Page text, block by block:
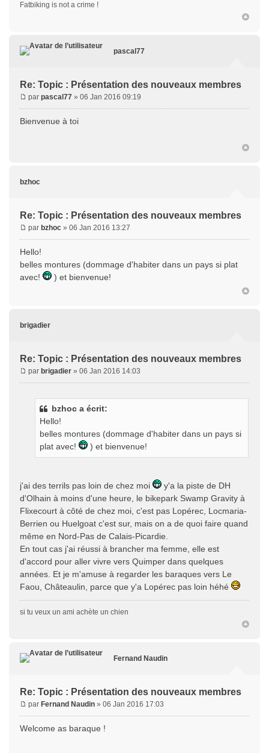
Fatbiking is not a crime !
pascal77
Re: Topic : Présentation des nouveaux membres
par pascal77 » 06 Jan 2016 09:19
Bienvenue à toi
bzhoc
Re: Topic : Présentation des nouveaux membres
par bzhoc » 06 Jan 2016 13:27
Hello!
belles montures (dommage d'habiter dans un pays si plat
avec!
) et bienvenue!
brigadier
Re: Topic : Présentation des nouveaux membres
par brigadier » 06 Jan 2016 14:03
bzhoc a écrit:
Hello!
belles montures (dommage d'habiter dans un pays si
plat avec!
) et bienvenue!
j'ai des terrils pas loin de chez moi
y'a la piste de DH
d'Olhain à moins d'une heure, le bikepark Swamp Gravity à
Flixecourt à côté de chez moi, c'est pas Lopérec, Locmaria-
Berrien ou Huelgoat c'est sur, mais on a de quoi faire quand
même en Nord-Pas de Calais-Picardie.
En tout cas j'ai réussi à brancher ma femme, elle est
d'accord pour aller vivre vers Quimper dans quelques
années. Et je m'amuse à regarder les baraques vers Le
Faou, Châteaulin, parce que y'a Lopérec pas loin héhé
si tu veux un ami achète un chien
Fernand Naudin
Re: Topic : Présentation des nouveaux membres
par Fernand Naudin » 06 Jan 2016 17:03
Welcome as baraque !